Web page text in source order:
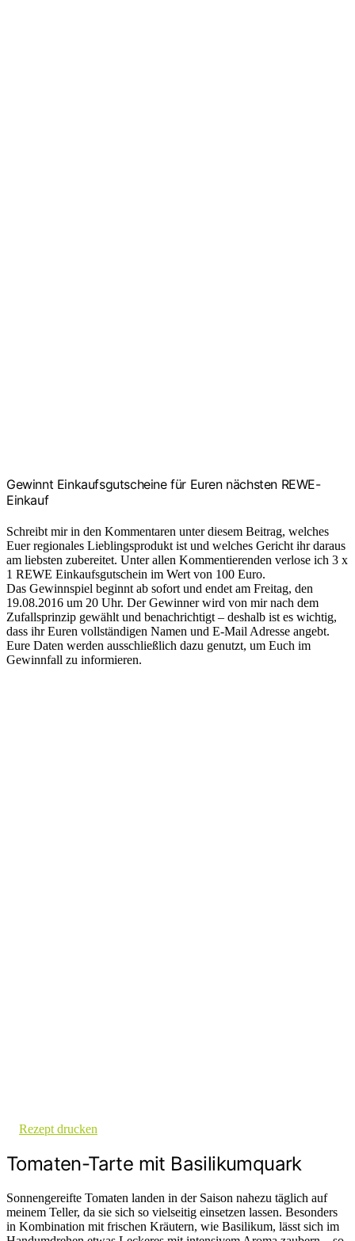
Gewinnt Einkaufsgutscheine für Euren nächsten REWE-
Einkauf
Schreibt mir in den Kommentaren unter diesem Beitrag, welches
Euer regionales Lieblingsprodukt ist und welches Gericht ihr daraus
am liebsten zubereitet. Unter allen Kommentierenden verlose ich 3 x
1 REWE Einkaufsgutschein im Wert von 100 Euro.
Das Gewinnspiel beginnt ab sofort und endet am Freitag, den
19.08.2016 um 20 Uhr. Der Gewinner wird von mir nach dem
Zufallsprinzip gewählt und benachrichtigt – deshalb ist es wichtig,
dass ihr Euren vollständigen Namen und E-Mail Adresse angebt.
Eure Daten werden ausschließlich dazu genutzt, um Euch im
Gewinnfall zu informieren.
Rezept drucken
Tomaten-Tarte mit Basilikumquark
Sonnengereifte Tomaten landen in der Saison nahezu täglich auf
meinem Teller, da sie sich so vielseitig einsetzen lassen. Besonders
in Kombination mit frischen Kräutern, wie Basilikum, lässt sich im